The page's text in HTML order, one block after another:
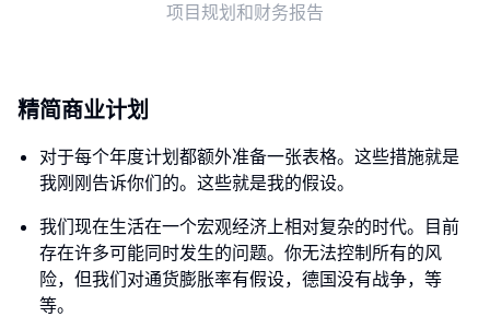
项目规划和财务报告
精简商业计划
对于每个年度计划都额外准备一张表格。这些措施就是
我刚刚告诉你们的。这些就是我的假设。
我们现在生活在一个宏观经济上相对复杂的时代。目前
存在许多可能同时发生的问题。你无法控制所有的风
险，但我们对通货膨胀率有假设，德国没有战争，等
等。